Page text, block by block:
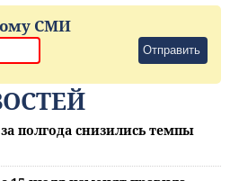
СМИ
Отправить
полгода снизились темпы